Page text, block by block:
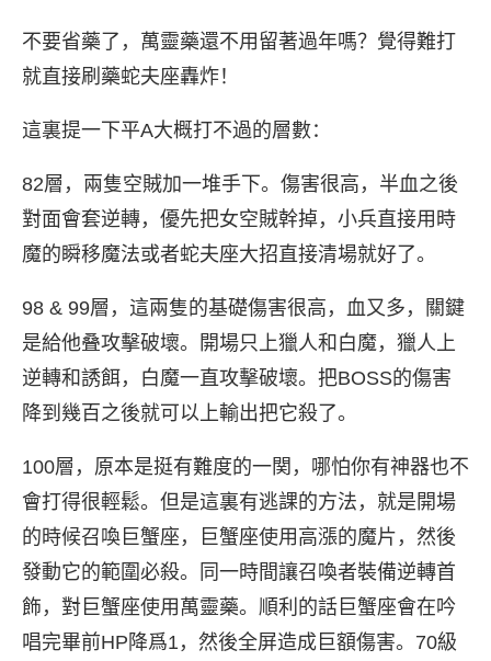
不要省藥了，萬靈藥還不用留著過年嗎？覺得難打
就直接刷藥蛇夫座轟炸！
這裏提一下平A大概打不過的層數：
82層，兩隻空賊加一堆手下。傷害很高，半血之後
對面會套逆轉，優先把女空賊幹掉，小兵直接用時
魔的瞬移魔法或者蛇夫座大招直接清場就好了。
98 & 99層，這兩隻的基礎傷害很高，血又多，關鍵
是給他叠攻擊破壞。開場只上獵人和白魔，獵人上
逆轉和誘餌，白魔一直攻擊破壞。把BOSS的傷害
降到幾百之後就可以上輸出把它殺了。
100層，原本是挺有難度的一関，哪怕你有神器也不
會打得很輕鬆。但是這裏有逃課的方法，就是開場
的時候召喚巨蟹座，巨蟹座使用高漲的魔片，然後
發動它的範圍必殺。同一時間讓召喚者裝備逆轉首
飾，對巨蟹座使用萬靈藥。順利的話巨蟹座會在吟
唱完畢前HP降爲1，然後全屏造成巨額傷害。70級